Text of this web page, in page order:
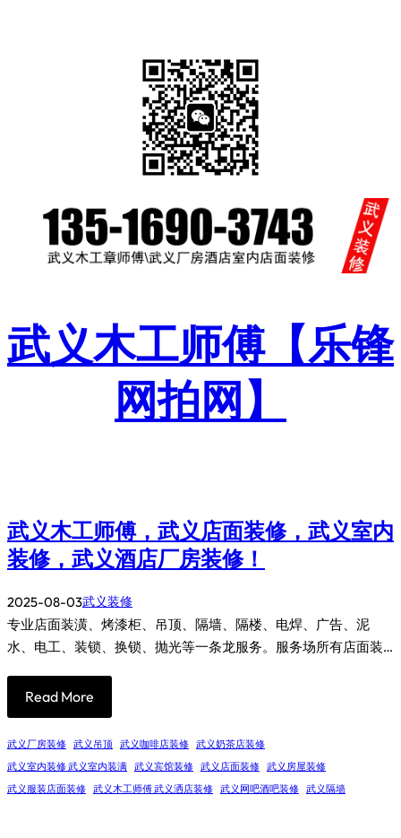
武义木工师傅【乐锋
网拍网】
武义木工师傅，武义店面装修，武义室内
装修，武义酒店厂房装修！
2025-08-03武义装修
专业店面装潢、烤漆柜、吊顶、隔墙、隔楼、电焊、广告、泥
水、电工、装锁、换锁、抛光等一条龙服务。服务场所有店面装…
Read More
武义厂房装修 武义吊顶 武义咖啡店装修 武义奶茶店装修
武义室内装修 武义室内装满 武义宾馆装修 武义店面装修 武义房屋装修
武义服装店面装修 武义木工师傅 武义洒店装修 武义网吧酒吧装修 武义隔墙